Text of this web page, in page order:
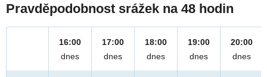
Pravděpodobnost srážek na 48 hodin
16:00
dnes
17:00
dnes
18:00
dnes
19:00
dnes
20:00
dnes